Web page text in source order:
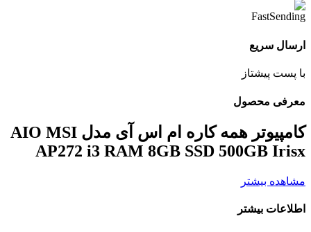
ارسال سریع
با پست پیشتاز
معرفی محصول
کامپیوتر همه کاره ام اس آی مدل AIO MSI
AP272 i3 RAM 8GB SSD 500GB Irisx
مشاهده بیشتر
اطلاعات بیشتر